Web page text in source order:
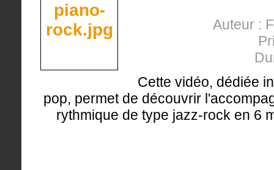
Auteur :
Cette vidéo, dédiée
pop, permet de découvrir
rythmique de type jazz-rock en 6